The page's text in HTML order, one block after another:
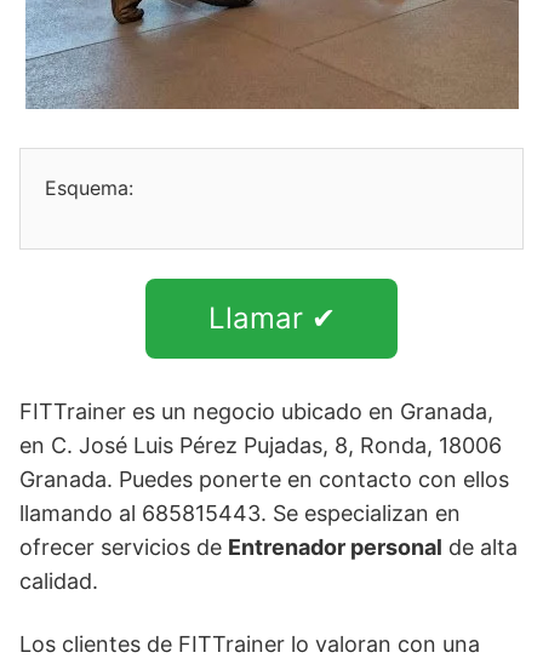
Esquema:
Llamar ✔
FITTrainer es un negocio ubicado en Granada,
en C. José Luis Pérez Pujadas, 8, Ronda, 18006
Granada. Puedes ponerte en contacto con ellos
llamando al 685815443. Se especializan en
ofrecer servicios de Entrenador personal de alta
calidad.
Los clientes de FITTrainer lo valoran con una